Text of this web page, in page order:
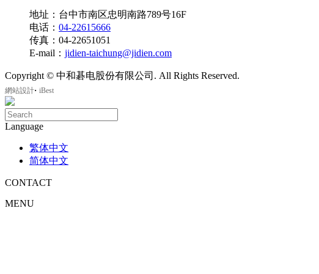
地址：台中市南区忠明南路789号16F
电话： 04-22615666
传真：04-22651051
E-mail： jidien-taichung@jidien.com
Copyright © 中和碁电股份有限公司. All Rights Reserved.
網站設計‧ iBest
Language
繁体中文
简体中文
CONTACT
MENU